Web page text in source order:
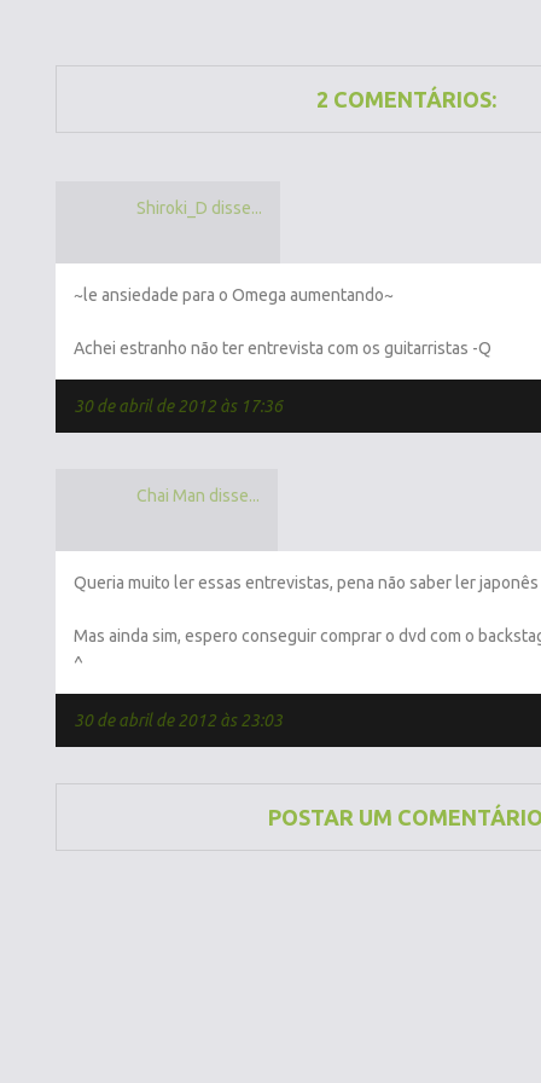
2 COMENTÁRIOS:
Shiroki_D disse...
~le ansiedade para o Omega aumentando~
Achei estranho não ter entrevista com os guitarristas -Q
30 de abril de 2012 às 17:36
Chai Man disse...
Queria muito ler essas entrevistas, pena não saber ler japonês
Mas ainda sim, espero conseguir comprar o dvd com o
^
30 de abril de 2012 às 23:03
POSTAR UM